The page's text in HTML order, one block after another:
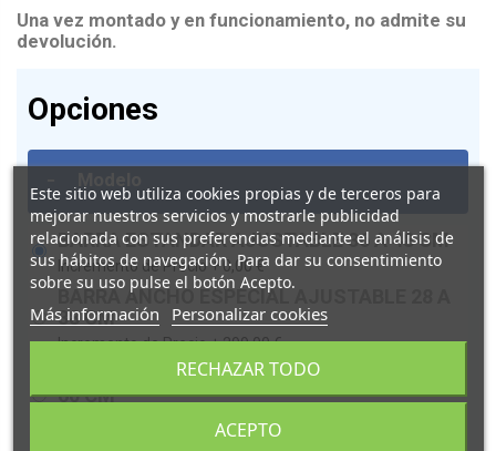
Una vez montado y en funcionamiento, no admite su
devolución.
Opciones
BARRA ESTANDAR AJUSTABLE 36 A 48 CM
Incremento de Precio +0,00 €
BARRA ANCHO ESPECIAL AJUSTABLE 28 A
38 CM
Incremento de Precio +299,00 €
BARRA ANCHO ESPECIAL AJUSTABLE 46 A
60 CM
Incremento de Precio + 299,00 €
Este sitio web utiliza cookies propias y de terceros para
mejorar nuestros servicios y mostrarle publicidad
relacionada con sus preferencias mediante el análisis de
sus hábitos de navegación. Para dar su consentimiento
sobre su uso pulse el botón Acepto.
Más información Personalizar cookies
RECHAZAR TODO
ACEPTO